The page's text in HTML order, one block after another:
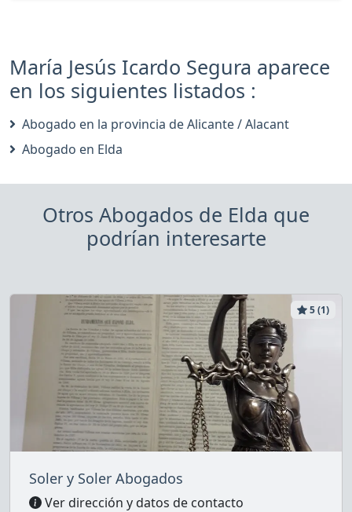
María Jesús Icardo Segura aparece
en los siguientes listados :
Abogado en la provincia de Alicante / Alacant
Abogado en Elda
Otros Abogados de Elda que
podrían interesarte
5 (1)
Soler y Soler Abogados
Ver dirección y datos de contacto